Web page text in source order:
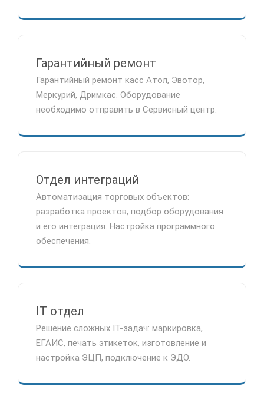
Гарантийный ремонт
Гарантийный ремонт касс Атол, Эвотор,
Меркурий, Дримкас. Оборудование
необходимо отправить в Сервисный центр.
Отдел интеграций
Автоматизация торговых объектов:
разработка проектов, подбор оборудования
и его интеграция. Настройка программного
обеспечения.
IT отдел
Решение сложных IT-задач: маркировка,
ЕГАИС, печать этикеток, изготовление и
настройка ЭЦП, подключение к ЭДО.